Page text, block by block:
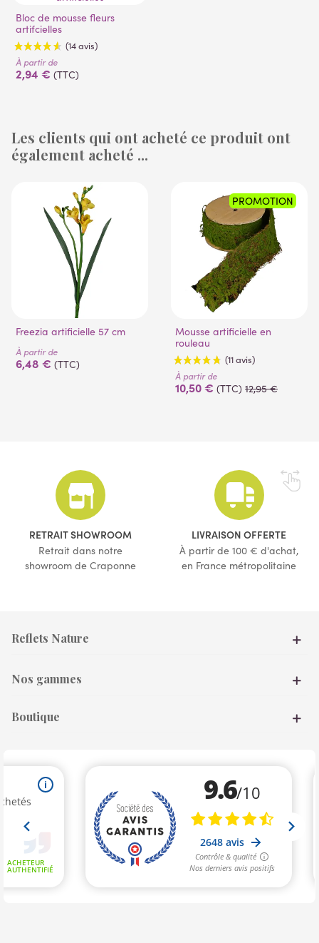
Bloc de mousse fleurs
artifcielles
À partir de
2,94 € (TTC)
Les clients qui ont acheté ce produit ont
également acheté ...
Freezia artificielle 57 cm
À partir de
6,48 € (TTC)
PROMOTION
Mousse artificielle en
rouleau
(11 avis)
À partir de
10,50 € (TTC) 12,95 €
RETRAIT SHOWROOM
Retrait dans notre
showroom de Craponne
LIVRAISON OFFERTE
À partir de 100 € d'achat,
en France métropolitaine
Reflets Nature
Nos gammes
Boutique